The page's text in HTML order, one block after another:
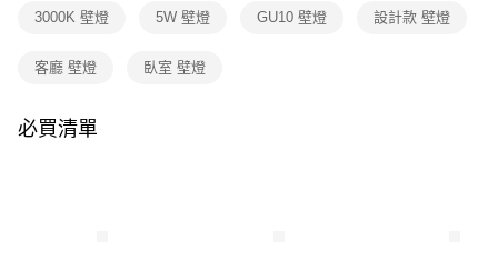
２．訂單成立數日內，您將收到繳費通知簡訊。
３．收到繳費通知簡訊後14天內，點擊此簡訊中的連結，可透過四大超商／
※ 請注意：結帳手續完成當下不需立刻繳費，但若您需要取消訂單，請聯絡
※ 交易是否成功請以「AFTEE先享後付 」之結帳頁面顯示為準，若有關於
3000K 壁燈 5W 壁燈 GU10 壁燈 設計款 壁燈
客廳 壁燈 臥室 壁燈
必買清單